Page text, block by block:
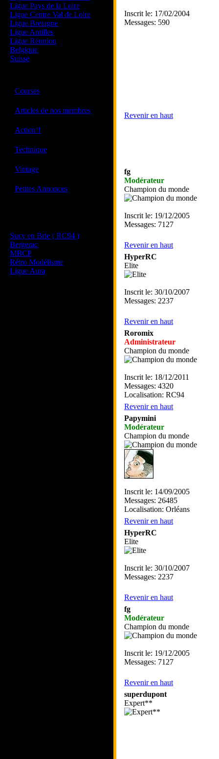
Ligue Pays de la Loire
Ligue Centre Val de Loire
Ligue Bretagne
Ligue Antilles
Ligue Réunion
Belgique
Suisse
Courses
Articles de nos membres
Action!!
Technique
Vintage
Petites Annonces
Sucy en Brie ( RC94 )
Bergerac
MBCP
Rétro Modélisme
Ligue Aura
Inscrit le: 17/02/2004
Messages: 590
Revenir en haut
fg
Modérateur
Champion du monde
Inscrit le: 19/12/2005
Messages: 7127
Revenir en haut
HyperRC
Elite
Inscrit le: 30/10/2007
Messages: 2237
Revenir en haut
Roromix
Administrateur
Champion du monde
Inscrit le: 18/12/2011
Messages: 4320
Localisation: RC94
Revenir en haut
Papymini
Modérateur
Champion du monde
Inscrit le: 14/09/2005
Messages: 26485
Localisation: Orléans
Revenir en haut
HyperRC
Elite
Inscrit le: 30/10/2007
Messages: 2237
Revenir en haut
fg
Modérateur
Champion du monde
Inscrit le: 19/12/2005
Messages: 7127
Revenir en haut
superdupont
Expert**